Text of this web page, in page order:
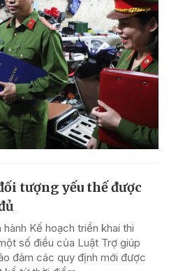
tượng yếu thế được
Kế hoạch triển khai thi
số điều của Luật Trợ giúp
đảm các quy định mới được